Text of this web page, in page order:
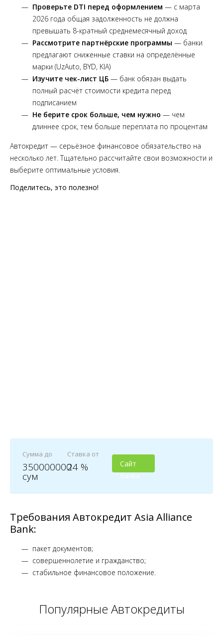
Проверьте DTI перед оформлением — с марта
2026 года общая задолженность не должна
превышать 8-кратный среднемесячный доход
Рассмотрите партнёрские программы — банки
предлагают сниженные ставки на определённые
марки (UzAuto, BYD, KIA)
Изучите чек-лист ЦБ — банк обязан выдать
полный расчёт стоимости кредита перед
подписанием
Не берите срок больше, чем нужно — чем
длиннее срок, тем больше переплата по процентам
Автокредит — серьёзное финансовое обязательство на
несколько лет. Тщательно рассчитайте свои возможности и
выберите оптимальные условия.
Поделитесь, это полезно!
Сумма до
350000000
сум
Ставка от
24 %
Сайт
банка
Требования Автокредит Asia Alliance
Bank:
пакет документов;
совершеннолетие и гражданство;
стабильное финансовое положение.
Популярные Автокредиты